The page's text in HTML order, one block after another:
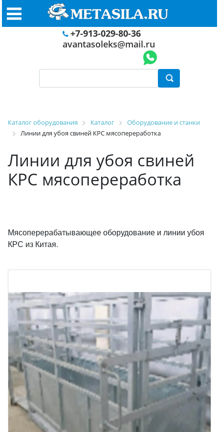
+7-913-029-80-36
avantasoleks@mail.ru
Каталог оборудования Каталог
Оборудование и станки
Линии для убоя свиней КРС мясопереработка
Линии для убоя свиней
КРС мясопереработка
Мясоперерабатывающее оборудование и линии убоя
КРС из Китая.